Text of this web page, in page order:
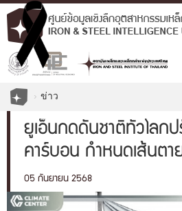
ข่าว
ยูเอ็นกดดันชาติทั่วโลกป
คาร์บอน กำหนดเส้นตา
05 กันยายน 2568